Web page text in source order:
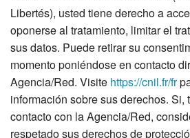
Libertés), usted tiene derecho a
oponerse al tratamiento, limitar el
sus datos. Puede retirar su
momento poniéndose en contacto
Agencia/Red. Visite https://cnil.fr/fr
información sobre sus derechos. Si,
contacto con la Agencia/Red,
respetado sus derechos de